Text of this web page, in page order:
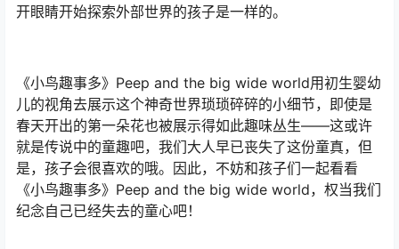
开眼睛开始探索外部世界的孩子是一样的。
《小鸟趣事多》Peep and the big wide world用初生婴幼
儿的视角去展示这个神奇世界琐琐碎碎的小细节，即使是
春天开出的第一朵花也被展示得如此趣味丛生——这或许
就是传说中的童趣吧，我们大人早已丧失了这份童真，但
是，孩子会很喜欢的哦。因此，不妨和孩子们一起看看
《小鸟趣事多》Peep and the big wide world，权当我们
纪念自己已经失去的童心吧！